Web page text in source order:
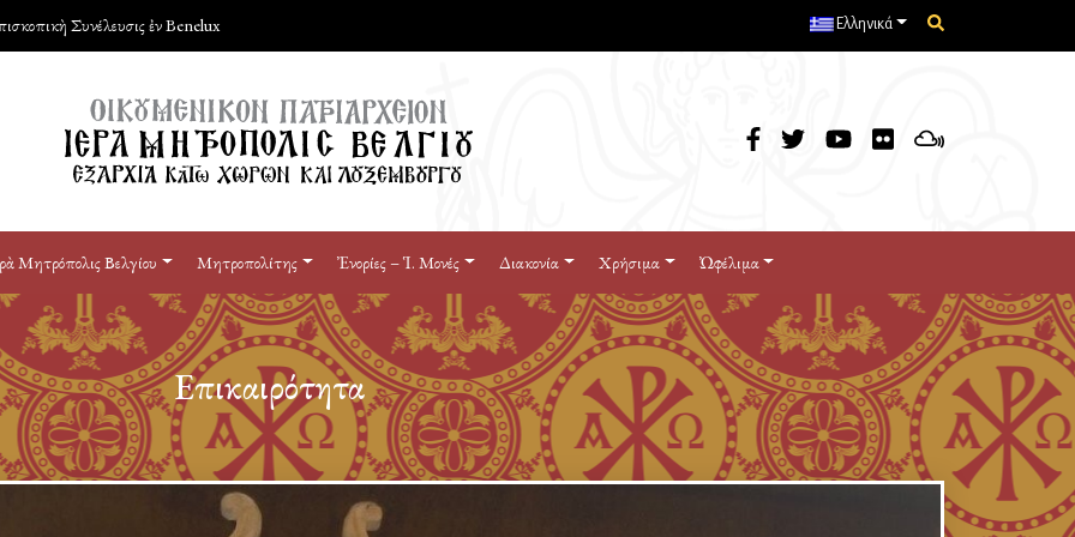
Συνέλευσις ἐν Benelux Ελληνικά
Μητρόπολις Βελγίου Μητροπολίτης Ἐνορίες – Ἱ. Μονές Διακονία Χρήσιμα Ὠφέλιμα
Επικαιρότητα